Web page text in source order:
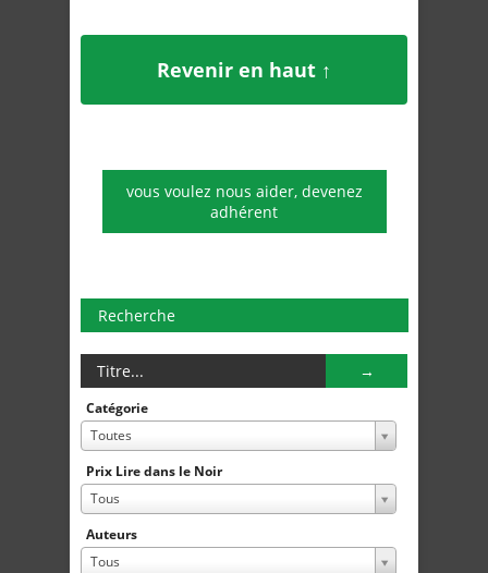
Revenir en haut ↑
vous voulez nous aider, devenez
adhérent
Recherche
Catégorie
Toutes
Prix Lire dans le Noir
Tous
Auteurs
Tous